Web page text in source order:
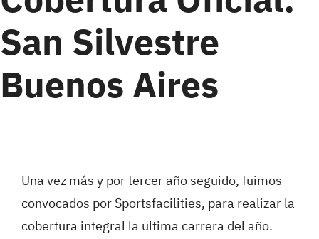
San Silvestre
Buenos Aires
Una vez más y por tercer año seguido, fuimos
convocados por Sportsfacilities, para realizar la
cobertura integral la ultima carrera del año.